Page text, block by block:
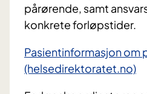
pårørende, samt
konkrete forløpstider.
Pasientinformasjon om
(helsedirektoratet.no)